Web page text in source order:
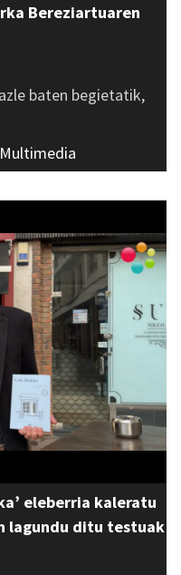
Bereziartuaren
baten begietatik,
Multimedia
eleberria kaleratu
lagundu ditu testuak